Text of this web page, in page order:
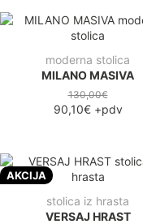
moderna stolica
MILANO MASIVA
130,00€
90,10€+pdv
AKCIJA
stolica iz hrasta
VERSAJ HRAST